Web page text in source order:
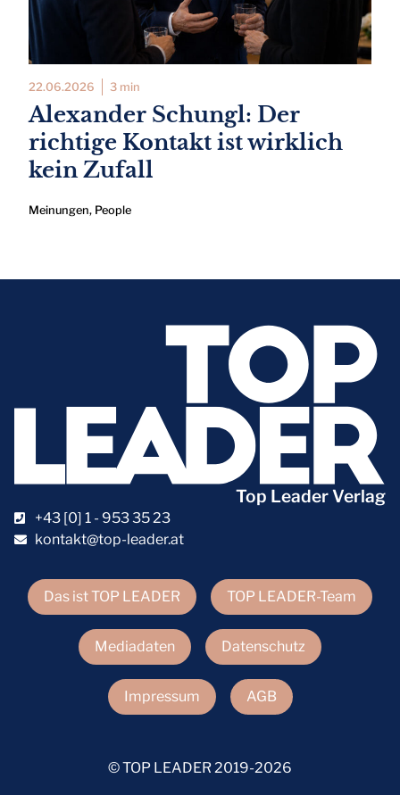
22.06.2026 3 min
Alexander Schungl: Der
richtige Kontakt ist wirklich
kein Zufall
Meinungen, People
Das ist TOP LEADER TOP LEADER-Team
Mediadaten Datenschutz
Impressum AGB
Top Leader Verlag
+43 [0] 1 - 953 35 23
kontakt@top-leader.at
© TOP LEADER 2019-2026